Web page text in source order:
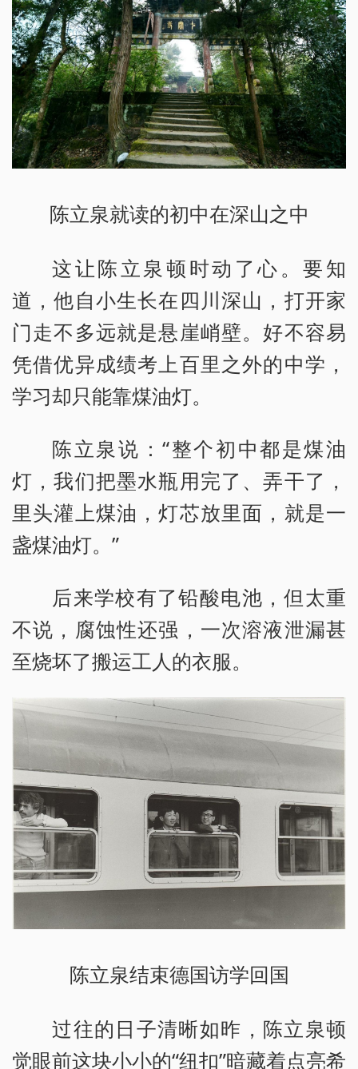
陈立泉就读的初中在深山之中
这让陈立泉顿时动了心。要知
道，他自小生长在四川深山，打开家
门走不多远就是悬崖峭壁。好不容易
凭借优异成绩考上百里之外的中学，
学习却只能靠煤油灯。
陈立泉说：“整个初中都是煤油
灯，我们把墨水瓶用完了、弄干了，
里头灌上煤油，灯芯放里面，就是一
盏煤油灯。”
后来学校有了铅酸电池，但太重
不说，腐蚀性还强，一次溶液泄漏甚
至烧坏了搬运工人的衣服。
陈立泉结束德国访学回国
过往的日子清晰如昨，陈立泉顿
觉眼前这块小小的“纽扣”暗藏着点亮希